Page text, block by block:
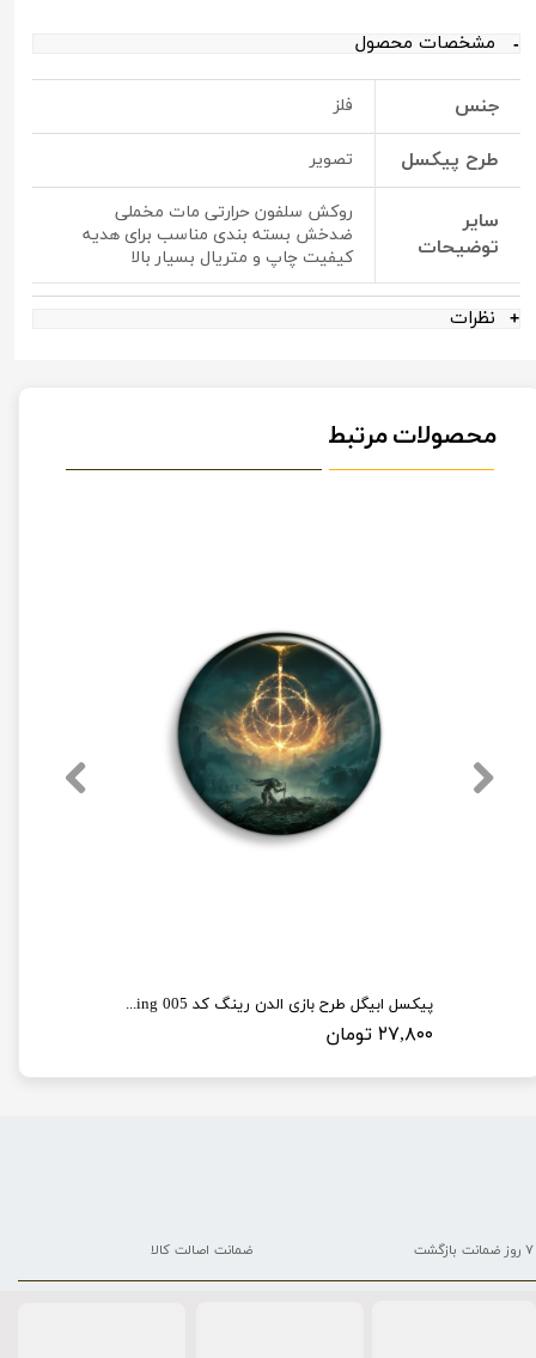
مشخصات محصول
جنس فلز
طرح پیکسل تصویر
سایر
توضیحات
روکش سلفون حرارتی مات مخملی
ضدخش بسته بندی مناسب برای هدیه
کیفیت چاپ و متریال بسیار بالا
نظرات
محصولات مرتبط
پیکسل ابیگل طرح بازی الدن رینگ کد elden ring 005
۲۷,۸۰۰ تومان
۷ روز ضمانت بازگشت ضمانت اصالت کالا